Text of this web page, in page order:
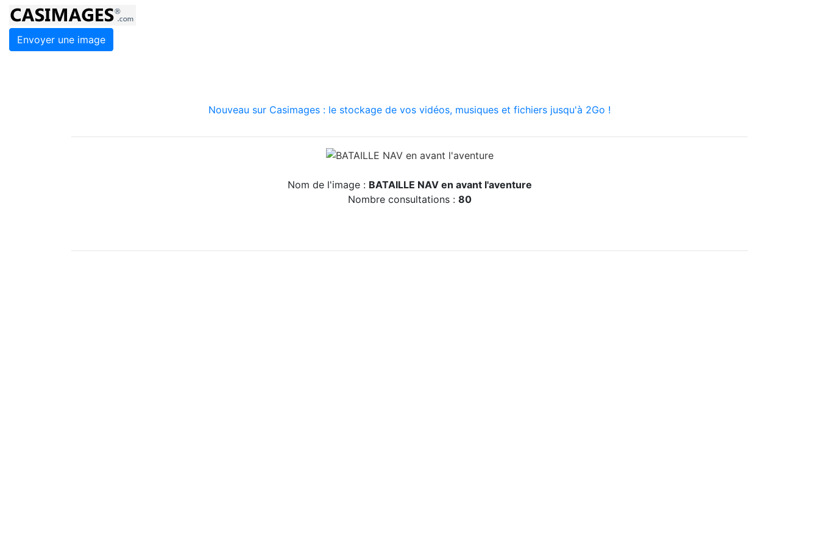
Envoyer une image
Nouveau sur Casimages : le stockage de vos vidéos, musiques et fichiers jusqu'à 2Go !
Nom de l'image : BATAILLE NAV en avant l'aventure
Nombre consultations : 80